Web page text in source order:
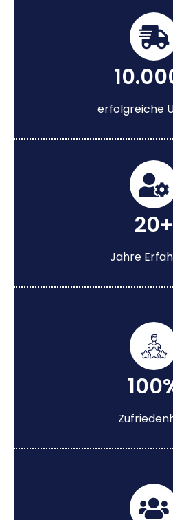
erfolgreiche
20+
Jahre